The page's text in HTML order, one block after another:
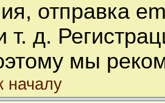
отправка
т. д.
мы
началу